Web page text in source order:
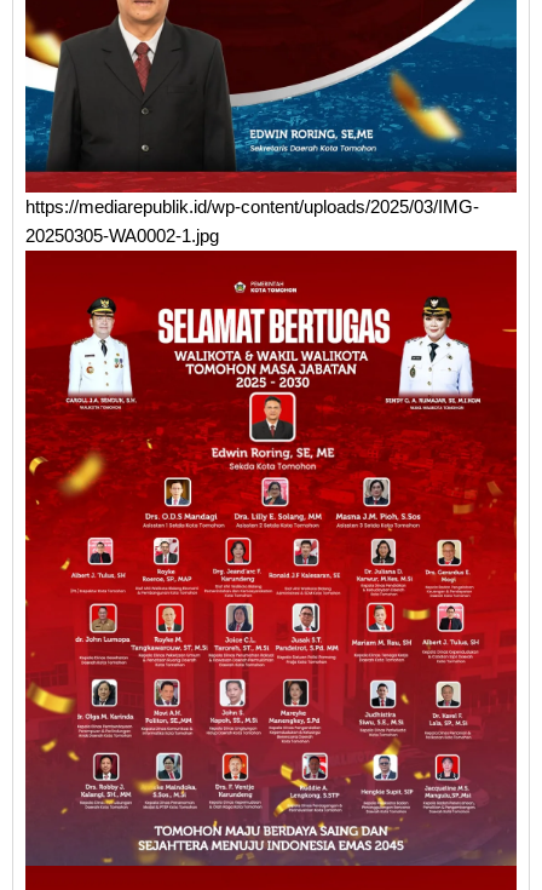
https://mediarepublik.id/wp-content/uploads/2025/03/IMG-
20250305-WA0002-1.jpg